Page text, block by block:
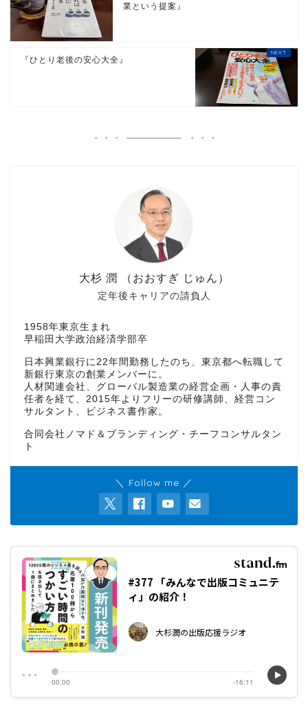
業という提案』
『ひとり老後の安心大全』
定年後キャリアの請負人
大杉 潤 （おおすぎ じゅん）
1958年東京生まれ
早稲田大学政治経済学部卒
日本興業銀行に22年間勤務したのち、東京都へ転職して
新銀行東京の創業メンバーに。
人材関連会社、グローバル製造業の経営企画・人事の責
任者を経て、2015年よりフリーの研修講師、経営コン
サルタント、ビジネス書作家。
合同会社ノマド＆ブランディング・チーフコンサルタン
ト
＼ Follow me ／